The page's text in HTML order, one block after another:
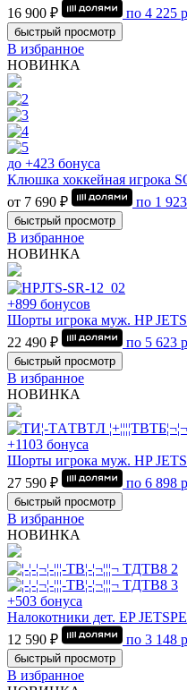
16 900 ₽
по 4 225
быстрый просмотр
В избранное
НОВИНКА
до +423 бонуса
Клюшка хоккейная игрока
от 7 690 ₽
по 1 923
быстрый просмотр
В избранное
НОВИНКА
+899 бонусов
Шорты игрока муж. HP
22 490 ₽
по 5 623
быстрый просмотр
В избранное
НОВИНКА
+1103 бонуса
Шорты игрока муж. HP
27 590 ₽
по 6 898
быстрый просмотр
В избранное
НОВИНКА
+503 бонуса
Налокотники дет. EP
12 590 ₽
по 3 148
быстрый просмотр
В избранное